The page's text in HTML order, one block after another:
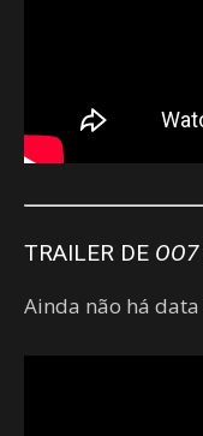
TRAILER DE
Ainda não há